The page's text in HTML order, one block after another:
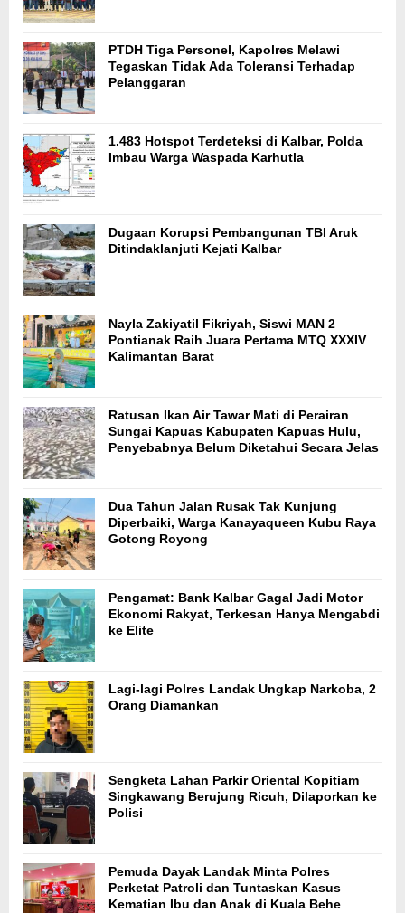
PTDH Tiga Personel, Kapolres Melawi
Tegaskan Tidak Ada Toleransi Terhadap
Pelanggaran
1.483 Hotspot Terdeteksi di Kalbar, Polda
Imbau Warga Waspada Karhutla
Dugaan Korupsi Pembangunan TBI Aruk
Ditindaklanjuti Kejati Kalbar
Nayla Zakiyatil Fikriyah, Siswi MAN 2
Pontianak Raih Juara Pertama MTQ XXXIV
Kalimantan Barat
Ratusan Ikan Air Tawar Mati di Perairan
Sungai Kapuas Kabupaten Kapuas Hulu,
Penyebabnya Belum Diketahui Secara Jelas
Dua Tahun Jalan Rusak Tak Kunjung
Diperbaiki, Warga Kanayaqueen Kubu Raya
Gotong Royong
Pengamat: Bank Kalbar Gagal Jadi Motor
Ekonomi Rakyat, Terkesan Hanya Mengabdi
ke Elite
Lagi-lagi Polres Landak Ungkap Narkoba, 2
Orang Diamankan
Sengketa Lahan Parkir Oriental Kopitiam
Singkawang Berujung Ricuh, Dilaporkan ke
Polisi
Pemuda Dayak Landak Minta Polres
Perketat Patroli dan Tuntaskan Kasus
Kematian Ibu dan Anak di Kuala Behe